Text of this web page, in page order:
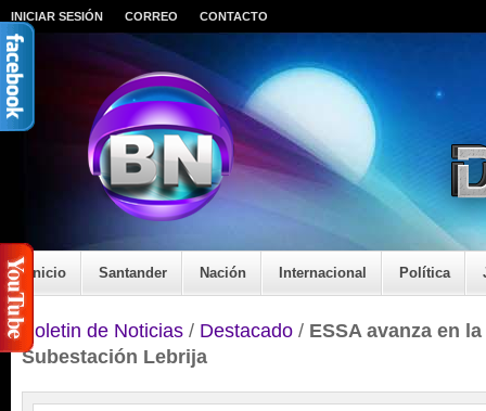
INICIAR SESIÓN CORREO CONTACTO
Inicio Santander Nación Internacional Política
Boletin de Noticias / Destacado / ESSA avanza en
Subestación Lebrija